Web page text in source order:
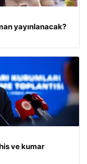
yayınlanacak?
ve kumar